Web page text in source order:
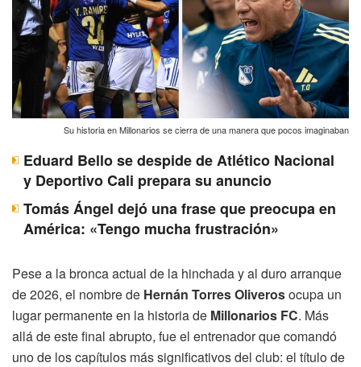
Su historia en Millonarios se cierra de una manera que pocos imaginaban
Eduard Bello se despide de Atlético Nacional
y Deportivo Cali prepara su anuncio
Tomás Ángel dejó una frase que preocupa en
América: «Tengo mucha frustración»
Pese a la bronca actual de la hinchada y al duro arranque
de 2026, el nombre de Hernán Torres Oliverosocupa un
lugar permanente en la historia de Millonarios FC. Más
allá de este final abrupto, fue el entrenador que comandó
uno de los capítulos más significativos del club: el título de